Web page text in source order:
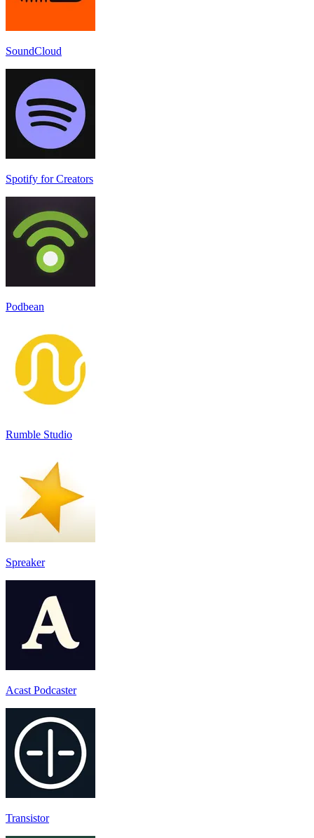
SoundCloud
Spotify for Creators
Podbean
Rumble Studio
Spreaker
Acast Podcaster
Transistor